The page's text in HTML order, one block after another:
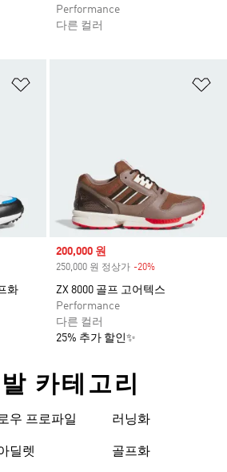
Performance
다른 컬러
화
Sale price
200,000 원
250,000 원 정상가 -20%
ZX 8000 골프 고어텍스
Performance
다른 컬러
25% 추가 할인✨
카테고리
우 프로파일
딜렛
러닝화
골프화